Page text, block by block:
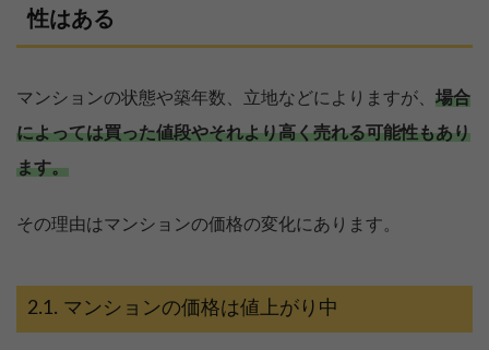
性はある
マンションの状態や築年数、立地などによりますが、 場合
によっては買った値段やそれより高く売れる可能性もあり
ます。
その理由はマンションの価格の変化にあります。
マンションの価格は値上がり中